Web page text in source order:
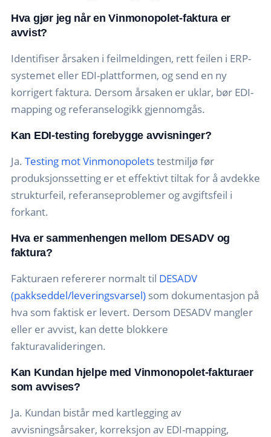
Hva gjør jeg når en Vinmonopolet-faktura er
avvist?
Identifiser årsaken i feilmeldingen, rett feilen i ERP-
systemet eller EDI-plattformen, og send en ny
korrigert faktura. Dersom årsaken er uklar, bør EDI-
mapping og referanselogikk gjennomgås.
Kan EDI-testing forebygge avvisninger?
Ja. Testing mot Vinmonopoletstestmiljø før
produksjonssetting er et effektivt tiltak for å avdekke
strukturfeil, referanseproblemer og avgiftsfeil i
forkant.
Hva er sammenhengen mellom DESADV og
faktura?
Fakturaen refererer normalt til DESADV
(pakkseddel/leveringsvarsel) som dokumentasjon på
hva som faktisk er levert. Dersom DESADV mangler
eller er avvist, kan dette blokkere
fakturavalideringen.
Kan Kundan hjelpe med Vinmonopolet-fakturaer
som avvises?
Ja. Kundan bistår med kartlegging av
avvisningsårsaker, korreksjon av EDI-mapping,